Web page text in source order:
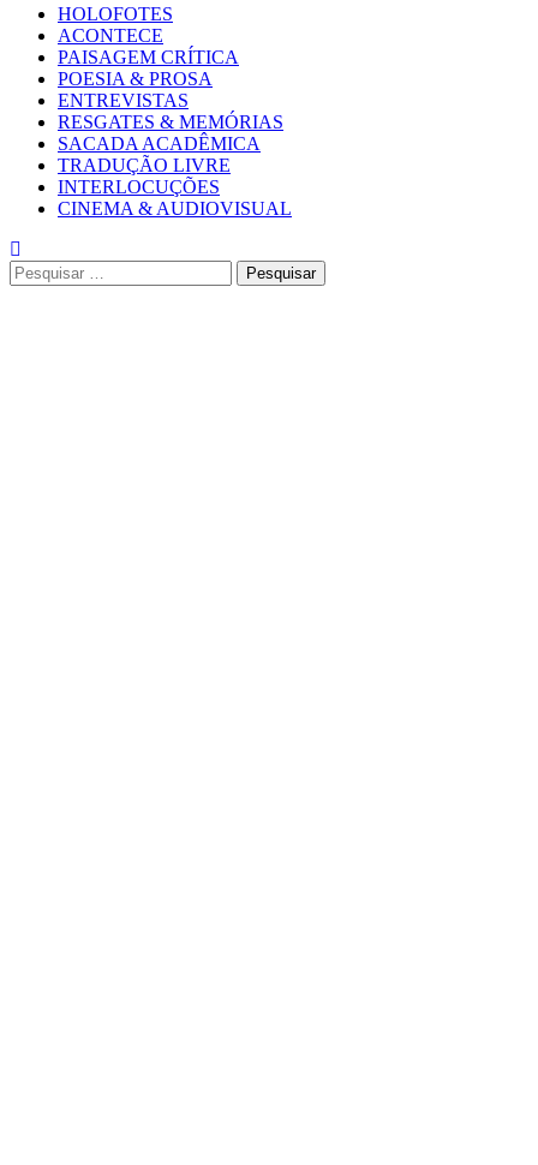
Primary
Menu
HOLOFOTES
ACONTECE
PAISAGEM CRÍTICA
POESIA & PROSA
ENTREVISTAS
RESGATES & MEMÓRIAS
SACADA ACADÊMICA
TRADUÇÃO LIVRE
INTERLOCUÇÕES
CINEMA & AUDIOVISUAL
Pesquisar
por: